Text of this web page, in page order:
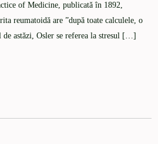
of Medicine, publicată în 1892,
reumatoidă are ”după toate calculele, o
astăzi, Osler se referea la stresul […]